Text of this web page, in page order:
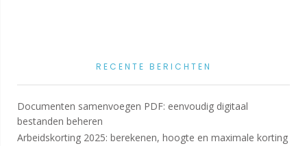
RECENTE BERICHTEN
Documenten samenvoegen PDF: eenvoudig digitaal
bestanden beheren
Arbeidskorting 2025: berekenen, hoogte en maximale korting